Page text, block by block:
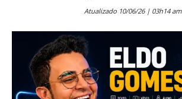
Atualizado 10/06/26 | 03h14 am